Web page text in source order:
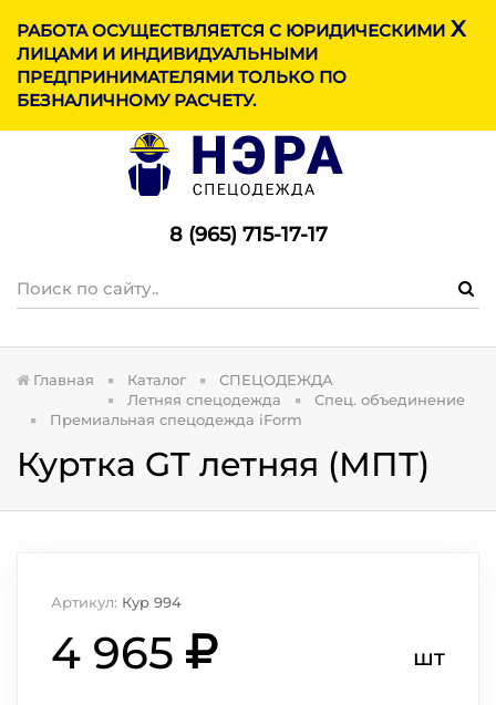
МЕНЮ
РАБОТА ОСУЩЕСТВЛЯЕТСЯ С ЮРИДИЧЕСКИМИ
ЛИЦАМИ И ИНДИВИДУАЛЬНЫМИ
ПРЕДПРИНИМАТЕЛЯМИ ТОЛЬКО ПО
БЕЗНАЛИЧНОМУ РАСЧЕТУ.
X
8 (965) 715-17-17
Главная Каталог
СПЕЦОДЕЖДА
Летняя спецодежда
Спец. объединение
Премиальная спецодежда iForm
Куртка GT летняя (МПТ)
Артикул: Кур 994
4 965 шт